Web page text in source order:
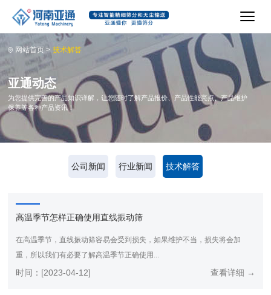
网站首页 > 技术解答
亚通动态
为您提供完善的产品知识详解，让您随时了解产品报价、产品性能亮点、产品维护
保养等各种产品资讯！
公司新闻 行业新闻 技术解答
高温季节怎样正确使用直线振动筛
在高温季节，直线振动筛容易会受到损失，如果维护不当，损失将会加
重，所以我们有必要了解高温季节正确使用...
查看详细 →
时间：[2023-04-12]